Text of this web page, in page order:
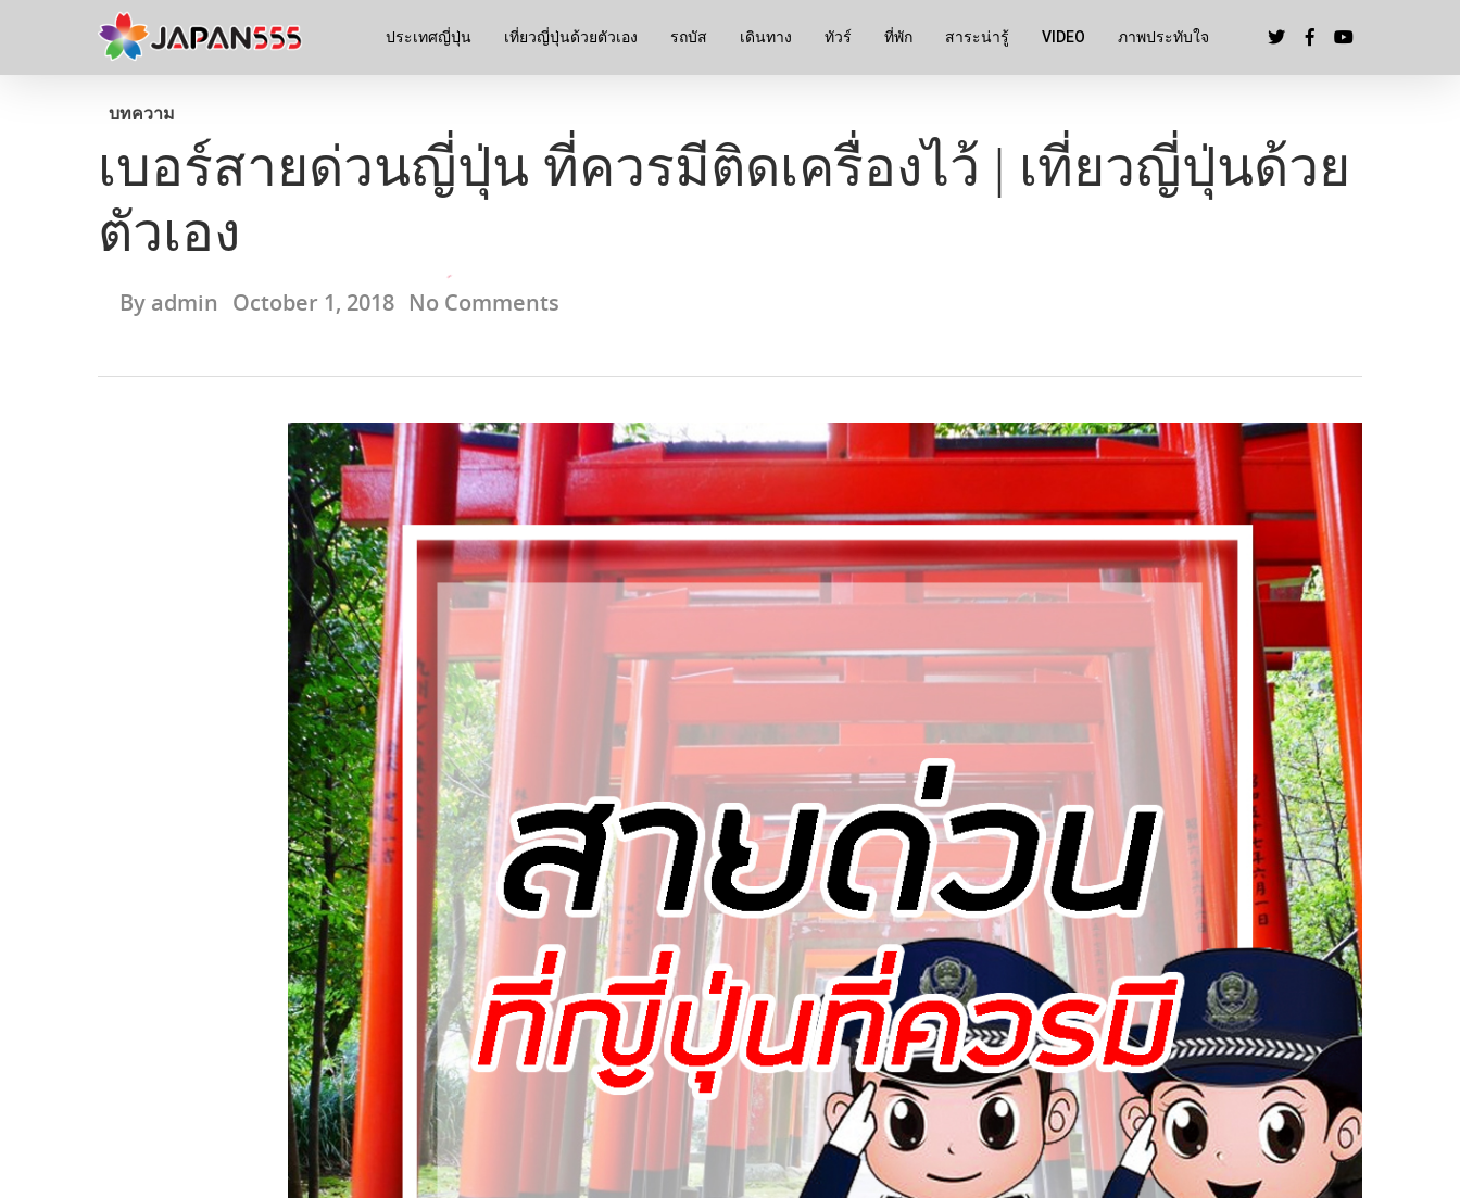
ประเทศญี่ปุ่น เที่ยวญี่ปุ่นด้วยตัวเอง รถบัส เดินทาง ทัวร์ ที่พัก สาระน่ารู้ VIDEO ภาพประทับใจ
บทความ
เบอร์สายด่วนญี่ปุ่น ที่ควรมีติดเครื่องไว้ | เที่ยวญี่ปุ่นด้วย
ตัวเอง
By admin October 1, 2018 No Comments